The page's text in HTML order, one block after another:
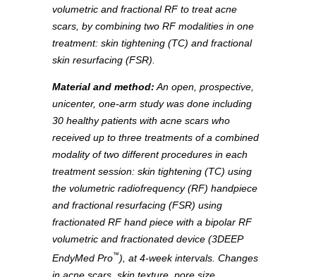
volumetric and fractional RF to treat acne
scars, by combining two RF modalities in one
treatment: skin tightening (TC) and fractional
skin resurfacing (FSR).
Material and method: An open, prospective,
unicenter, one-arm study was done including
30 healthy patients with acne scars who
received up to three treatments of a combined
modality of two different procedures in each
treatment session: skin tightening (TC) using
the volumetric radiofrequency (RF) handpiece
and fractional resurfacing (FSR) using
fractionated RF hand piece with a bipolar RF
volumetric and fractionated device (3DEEP
EndyMed Pro ™ ), at 4-week intervals. Changes